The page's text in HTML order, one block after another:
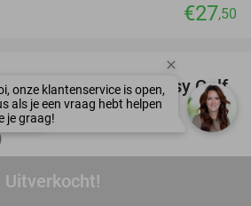
Uitverkocht!
€27,50
60%
dagen) + GVB bij Easy Golf
8.1star
close